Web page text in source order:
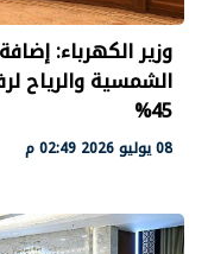
وزير الكهرباء:
الشمسية والرياح
45%
08 يوليو 2026 02:49 م